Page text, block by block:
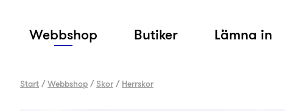
Webbshop Butiker Lämna in
Start /Webbshop /Skor / Herrskor